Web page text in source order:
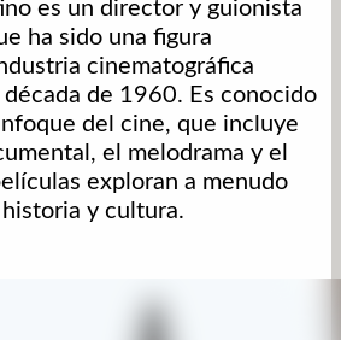
es un director y guionista
ha sido una figura
cinematográfica
de 1960. Es conocido
del cine, que incluye
el melodrama y el
exploran a menudo
y cultura.